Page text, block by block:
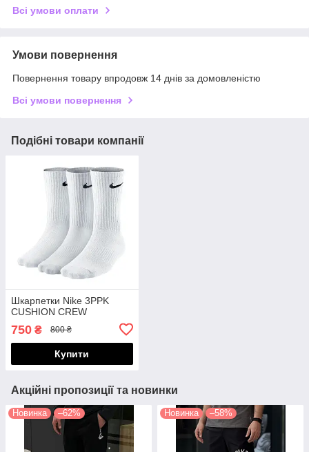
Всі умови оплати
Умови повернення
Повернення товару впродовж 14 днів за домовленістю
Всі умови повернення
Подібні товари компанії
Шкарпетки Nike 3PPK
CUSHION CREW
750 ₴ 800 ₴
Купити
Акційні пропозиції та новинки
Новинка –62% Новинка –58%